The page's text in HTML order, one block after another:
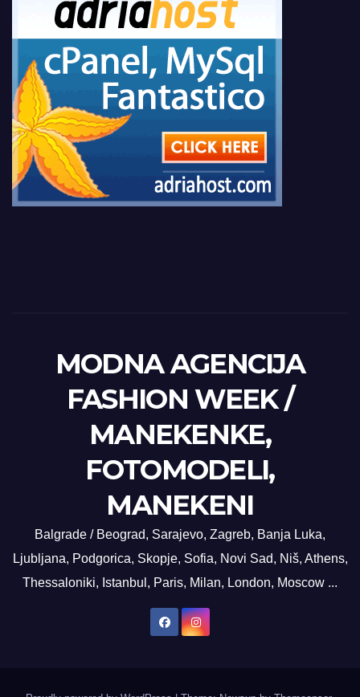
MODNA AGENCIJA
FASHION WEEK /
MANEKENKE,
FOTOMODELI,
MANEKENI
Balgrade / Beograd, Sarajevo, Zagreb, Banja Luka,
Ljubljana, Podgorica, Skopje, Sofia, Novi Sad, Niš, Athens,
Thessaloniki, Istanbul, Paris, Milan, London, Moscow ...